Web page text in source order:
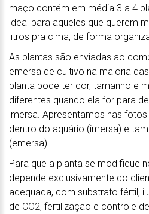
maço contém em média 3 a 4
ideal para aqueles que querem
litros pra cima, de forma
As plantas são enviadas ao
emersa de cultivo na maioria
planta pode ter cor, tamanho e
diferentes quando ela for para
imersa. Apresentamos nas
dentro do aquário (imersa) e
(emersa).
Para que a planta se modifique
depende exclusivamente do
adequada, com substrato fértil,
de CO2, fertilização e controle